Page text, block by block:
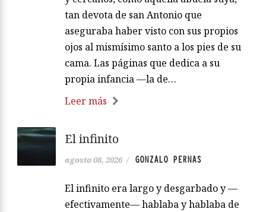
tan devota de san Antonio que
aseguraba haber visto con sus propios
ojos al mismísimo santo a los pies de su
cama. Las páginas que dedica a su
propia infancia —la de…
Leer más
El infinito
agosto 08, 2026 / GONZALO PERNAS
El infinito era largo y desgarbado y —
efectivamente— hablaba y hablaba de